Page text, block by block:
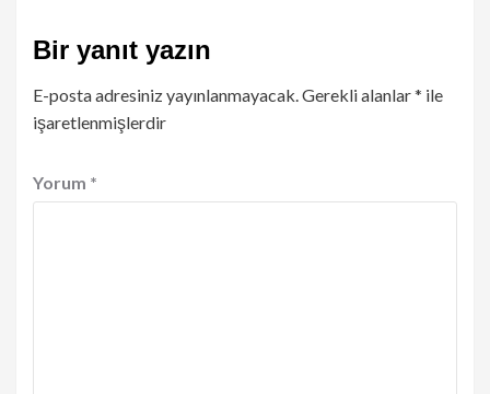
Bir yanıt yazın
E-posta adresiniz yayınlanmayacak. Gerekli alanlar* ile
işaretlenmişlerdir
Yorum *